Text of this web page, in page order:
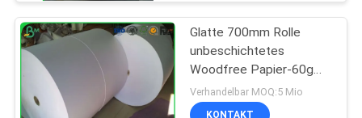
Glatte 700mm Rolle
unbeschichtetes
Woodfree Papier-60g
für Schulbuch-Drucken
Verhandelbar MOQ:5 Mio
KONTAKT